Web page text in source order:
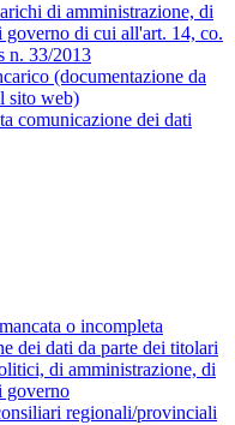
di amministrazione, di
governo di cui all'art. 14, co.
n. 33/2013
(documentazione da
sito web)
comunicazione dei dati
o incompleta
dei dati da parte dei titolari
di amministrazione, di
governo
regionali/provinciali